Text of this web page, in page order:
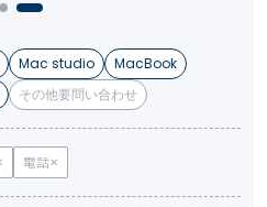
Mac studio
MacBook
その他要問い合わせ
電話